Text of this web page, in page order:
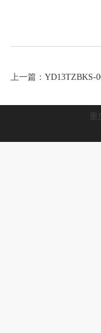
上一篇： YD13TZBKS-
重